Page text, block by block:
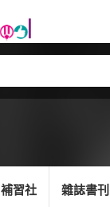
補習社 雜誌書刊